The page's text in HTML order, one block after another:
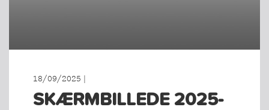
18/09/2025 |
SKÆRMBILLEDE 2025-